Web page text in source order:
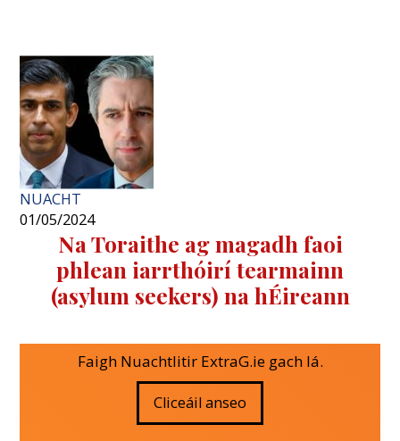
NUACHT
01/05/2024
Na Toraithe ag magadh faoi
phlean iarrthóirí tearmainn
(asylum seekers) na hÉireann
Faigh Nuachtlitir ExtraG.ie gach lá.
Cliceáil anseo